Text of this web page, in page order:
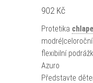
902 Kč
Protetika
flexibilní
Azuro
Představte